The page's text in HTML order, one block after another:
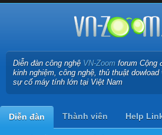
Diễn đàn công nghệ VN-Zoom forum Cộng
kinh nghiệm, công nghệ, thủ thuật
sự cố máy tính lớn tại Việt Nam
Diễn đàn Thành viên Help